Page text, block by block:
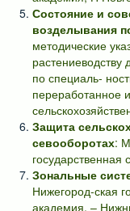
Состояние и
возделывания
методические
растениеводству
по специаль-
переработанное
Защита
севооборотах:
Зональные
Нижегород-ская
академия. –